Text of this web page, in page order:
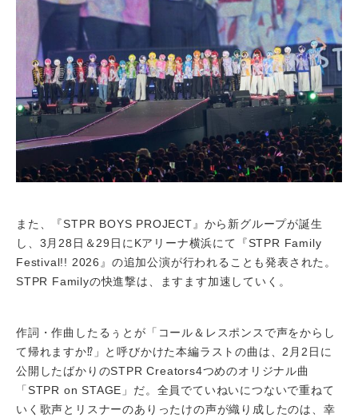
また、『STPR BOYS PROJECT』から新グループが誕生
し、3月28日＆29日にKアリーナ横浜にて『STPR Family
Festival!! 2026』の追加公演が行われることも発表された。
STPR Familyの快進撃は、ますます加速していく。
作詞・作曲したるぅとが「コール＆レスポンスで声をからし
て帰れますか⁉」と呼びかけた本編ラストの曲は、2月2日に
公開したばかりのSTPR Creators4つめのオリジナル曲
「STPR on STAGE」だ。全員でていねいにつないで重ねて
いく歌声とリスナーのありったけの声が織り成したのは、幸